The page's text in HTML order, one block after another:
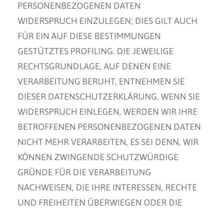
PERSONENBEZOGENEN DATEN
WIDERSPRUCH EINZULEGEN; DIES GILT AUCH
FÜR EIN AUF DIESE BESTIMMUNGEN
GESTÜTZTES PROFILING. DIE JEWEILIGE
RECHTSGRUNDLAGE, AUF DENEN EINE
VERARBEITUNG BERUHT, ENTNEHMEN SIE
DIESER DATENSCHUTZERKLÄRUNG. WENN SIE
WIDERSPRUCH EINLEGEN, WERDEN WIR IHRE
BETROFFENEN PERSONENBEZOGENEN DATEN
NICHT MEHR VERARBEITEN, ES SEI DENN, WIR
KÖNNEN ZWINGENDE SCHUTZWÜRDIGE
GRÜNDE FÜR DIE VERARBEITUNG
NACHWEISEN, DIE IHRE INTERESSEN, RECHTE
UND FREIHEITEN ÜBERWIEGEN ODER DIE